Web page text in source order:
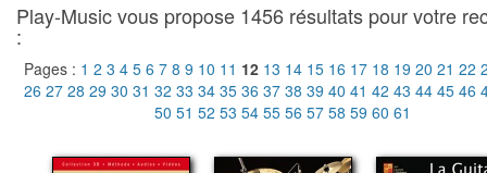
Play-Music vous propose 1456 résultats pour votre
:
Pages : 1 2 3 4 5 6 7 8 9 10 11 12 13 14 15 16 17 18 19 20 21 22
26 27 28 29 30 31 32 33 34 35 36 37 38 39 40 41 42 43 44 45 46
50 51 52 53 54 55 56 57 58 59 60 61